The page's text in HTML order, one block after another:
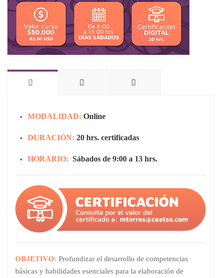
MODALIDAD: Online
DURACIÓN: 20 hrs. certificadas
HORARIO: Sábados de 9:00 a 13 hrs.
OBJETIVO: Profundizar el desarrollo de competencias
básicas y habilidades esenciales para la elaboración de